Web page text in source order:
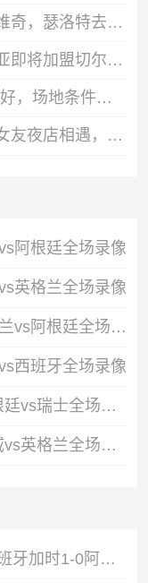
每体：马竞或抢先签下弗拉霍维奇，瑟洛特去留成关键变量
莫雷托：巴列卡诺后卫查瓦里亚即将加盟切尔西，很快就会官方宣布
若纳坦·塔：中国香港之行很美好，场地条件一般 但我们踢得不错
有情况？葡媒：菲利克斯与前女友夜店相遇，交谈后社媒再次互关
阿根廷全场录像
英格兰全场录像
07月16日世界杯半决赛英格兰vs阿根廷全场录像
西班牙全场录像
07月12日世界杯1/4决赛阿根廷vs瑞士全场录像
07月12日世界杯1/4决赛挪威vs英格兰全场录像
时隔16年夺世界杯冠军！西班牙加时1-0阿根廷费兰制胜恩佐染红